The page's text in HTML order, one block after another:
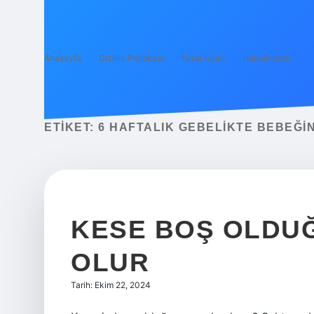
Anasayfa Gizlilik Politikası Yasal Uyarı Hakkımızda
ETIKET: 6 HAFTALIK GEBELIKTE
KESE BOŞ
OLUR
Tarih: Ekim 22, 2024